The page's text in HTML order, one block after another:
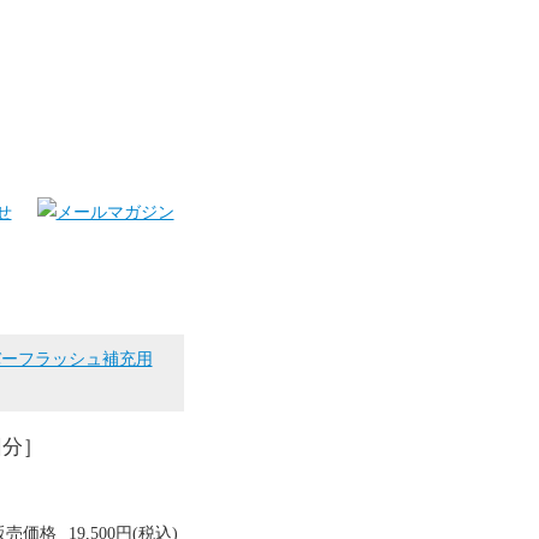
フラッシュ補充用
］
売価格 19,500円(税込)